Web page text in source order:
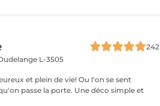
242
L-3505
et plein de vie! Ou l'on se sent
porte. Une déco simple et